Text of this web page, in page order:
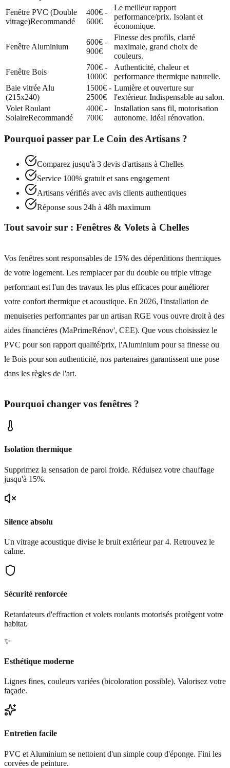
Fenêtre PVC (Double
vitrage)Recommandé
400€ -
600€
Le meilleur rapport
performance/prix. Isolant et
économique.
Fenêtre Aluminium
600€ -
900€
Finesse des profils, clarté
maximale, grand choix de
couleurs.
Fenêtre Bois
700€ -
1000€
Authenticité, chaleur et
performance thermique naturelle.
Baie vitrée Alu
(215x240)
1500€ -
2500€
Lumière et ouverture sur
l'extérieur. Indispensable au salon.
Volet Roulant
SolaireRecommandé
400€ -
700€
Installation sans fil, motorisation
autonome. Idéal rénovation.
Pourquoi passer par Le Coin des Artisans ?
Comparez jusqu'à 3 devis d'artisans à Chelles
Service 100% gratuit et sans engagement
Artisans vérifiés avec avis clients authentiques
Réponse sous 24h à 48h maximum
Tout savoir sur : Fenêtres & Volets à Chelles
Vos fenêtres sont responsables de 15% des déperditions thermiques
de votre logement. Les remplacer par du double ou triple vitrage
performant est l'un des travaux les plus efficaces pour améliorer
votre confort thermique et acoustique. En 2026, l'installation de
menuiseries performantes par un artisan RGE vous ouvre droit à des
aides financières (MaPrimeRénov', CEE). Que vous choisissiez le
PVC pour son rapport qualité/prix, l'Aluminium pour sa finesse ou
le Bois pour son authenticité, nos partenaires garantissent une pose
dans les règles de l'art.
Pourquoi changer vos fenêtres ?
Isolation thermique
Supprimez la sensation de paroi froide. Réduisez votre chauffage
jusqu'à 15%.
Silence absolu
Un vitrage acoustique divise le bruit extérieur par 4. Retrouvez le
calme.
Sécurité renforcée
Retardateurs d'effraction et volets roulants motorisés protègent votre
habitat.
✨
Esthétique moderne
Lignes fines, couleurs variées (bicoloration possible). Valorisez votre
façade.
Entretien facile
PVC et Aluminium se nettoient d'un simple coup d'éponge. Fini les
corvées de peinture.